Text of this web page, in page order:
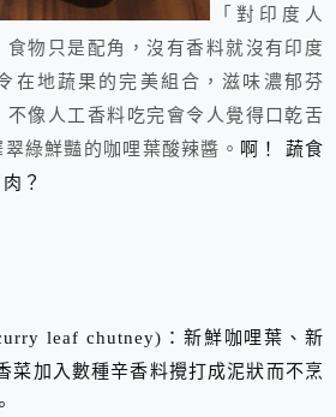
「對印度人
食物只是配角，沒有香料就沒有印度
在地蔬果的完美組合，滋味濃郁芬
不像人工香料吃完會令人覺得口乾舌
綠鮮豔的咖哩葉酸辣醬。 啊！
蔬食
？
leaf chutney) ：新鮮咖哩葉、新
菜加入數種辛香料攪打成泥狀而不烹